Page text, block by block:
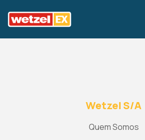
Wetzel S/A
Quem Somos